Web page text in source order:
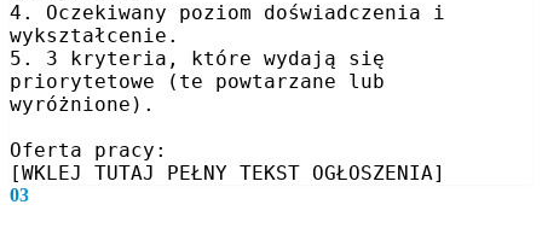
4. Oczekiwany poziom doświadczenia i
wykształcenie.
5. 3 kryteria, które wydają się
priorytetowe (te powtarzane lub
wyróżnione).
Oferta pracy:
[WKLEJ TUTAJ PEŁNY TEKST OGŁOSZENIA]
03